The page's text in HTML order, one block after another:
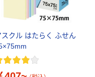
スクル はたらく ふせん